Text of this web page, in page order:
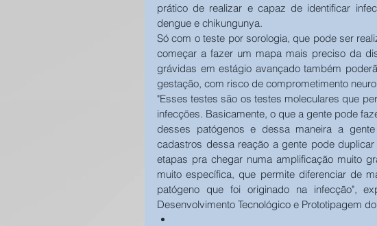
prático de realizar e capaz de identificar
dengue e chikungunya.
Só com o teste por sorologia, que pode ser
começar a fazer um mapa mais preciso da
grávidas em estágio avançado também
gestação, com risco de comprometimento
"Esses testes são os testes moleculares que
infecções. Basicamente, o que a gente pode
desses patógenos e dessa maneira a
cadastros dessa reação a gente pode
etapas pra chegar numa amplificação muito
muito específica, que permite diferenciar de
patógeno que foi originado na infecção",
Desenvolvimento Tecnológico e Prototipagem